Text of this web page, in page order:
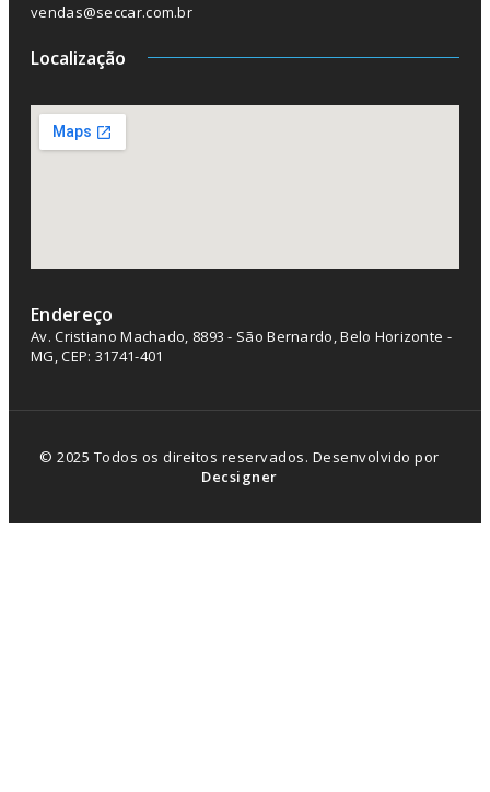
vendas@seccar.com.br
Localização
Endereço
Av. Cristiano Machado, 8893 - São Bernardo, Belo Horizonte -
MG, CEP: 31741-401
© 2025 Todos os direitos reservados. Desenvolvido por
Decsigner